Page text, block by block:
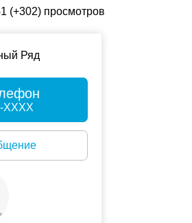
(+302) просмотров
Ряд
XXXX